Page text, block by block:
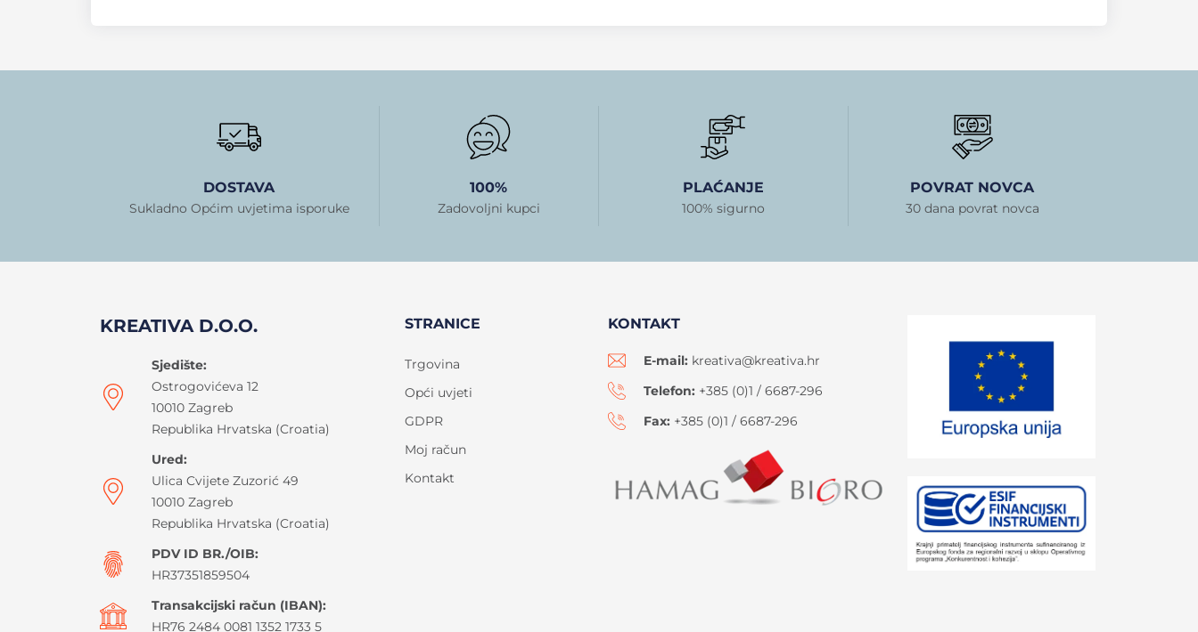
DOSTAVA
Sukladno Općim uvjetima isporuke
100%
Zadovoljni kupci
PLAĆANJE
100% sigurno
POVRAT NOVCA
30 dana povrat novca
KREATIVA D.O.O.
Sjedište:
Ostrogovićeva 12
10010 Zagreb
Republika Hrvatska (Croatia)
Ured:
Ulica Cvijete Zuzorić 49
10010 Zagreb
Republika Hrvatska (Croatia)
PDV ID BR./OIB:
HR37351859504
Transakcijski račun (IBAN):
HR76 2484 0081 1352 1733 5
STRANICE
Trgovina
Opći uvjeti
GDPR
Moj račun
Kontakt
KONTAKT
E-mail: kreativa@kreativa.hr
Telefon: +385 (0)1 / 6687-296
Fax: +385 (0)1 / 6687-296